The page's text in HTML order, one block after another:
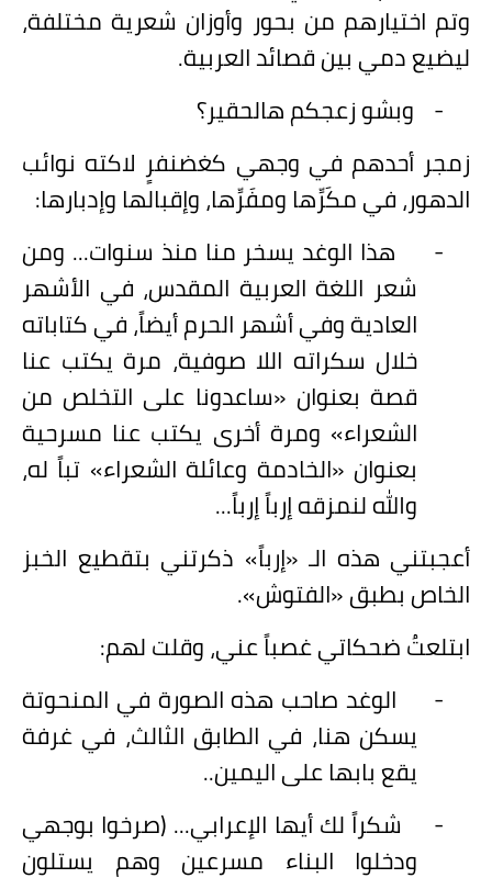
وتم اختيارهم من بحور وأوزان شعرية مختلفة،
ليضيع دمي بين قصائد العربية.
- وبشو زعجكم هالحقير؟
زمجر أحدهم في وجهي كغضنفرٍ لاكته نوائب
الدهور، في مكَرِّها ومفَرِّها، وإقبالها وإدبارها:
-
هذا الوغد يسخر منا منذ سنوات... ومن
شعر اللغة العربية المقدس، في الأشهر
العادية وفي أشهر الحرم أيضاً، في كتاباته
خلال سكراته اللا صوفية، مرة يكتب عنا
قصة بعنوان «ساعدونا على التخلص من
الشعراء» ومرة أخرى يكتب عنا مسرحية
بعنوان «الخادمة وعائلة الشعراء» تباً له،
والله لنمزقه إرباً إرباً...
أعجبتني هذه الـ «إرباً» ذكرتني بتقطيع الخبز
الخاص بطبق «الفتوش».
ابتلعتُ ضحكاتي غصباً عني، وقلت لهم:
-
الوغد صاحب هذه الصورة في المنحوتة
يسكن هنا، في الطابق الثالث، في غرفة
يقع بابها على اليمين..
-
شكراً لك أيها الإعرابي... (صرخوا بوجهي
ودخلوا البناء مسرعين وهم يستلون